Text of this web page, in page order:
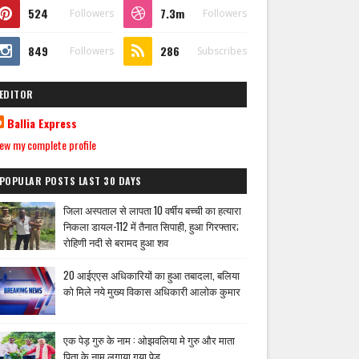
524 Followers 7.3m Followers
849 Followers 286 Subscribes
Ballia Express
my complete profile
POSTS LAST 30 DAYS
जिला अस्पताल से लापता 10 वर्षीय बच्ची का हत्यारा
निकला डायल-112 में तैनात सिपाही, हुआ गिरफ्तार;
रोहिणी नदी से बरामद हुआ शव
20 आईएएस अधिकारियों का हुआ तबादला, बलिया
को मिले नये मुख्य विकास अधिकारी आलोक कुमार
एक पेड़ गुरु के नाम : ओझवलिया मे गुरु और माता
पिता के नाम लगाया गया पेड़